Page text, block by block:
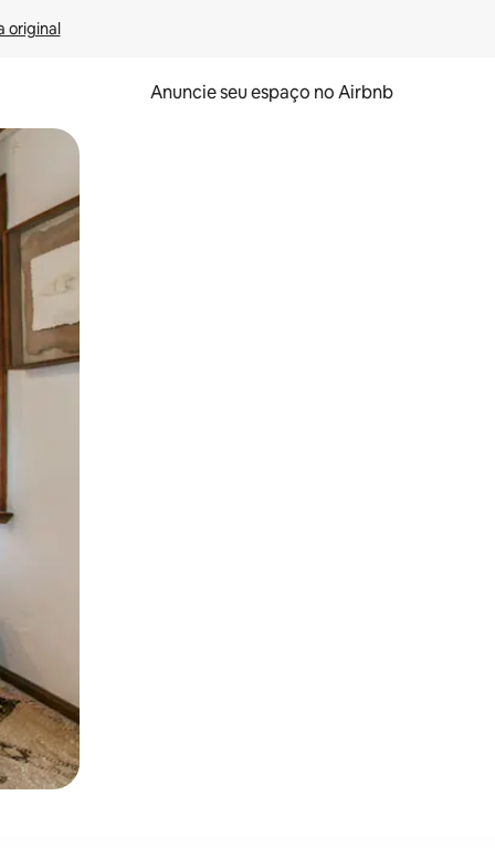
original
Anuncie seu espaço no Airbnb
o dedo na tela.